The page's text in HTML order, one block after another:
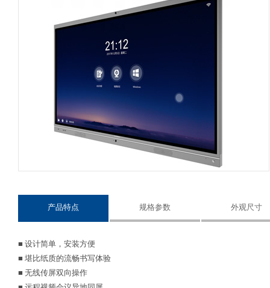
产品特点 规格参数 外观尺寸
■ 设计简单，安装方便
■ 堪比纸质的流畅书写体验
■ 无线传屏双向操作